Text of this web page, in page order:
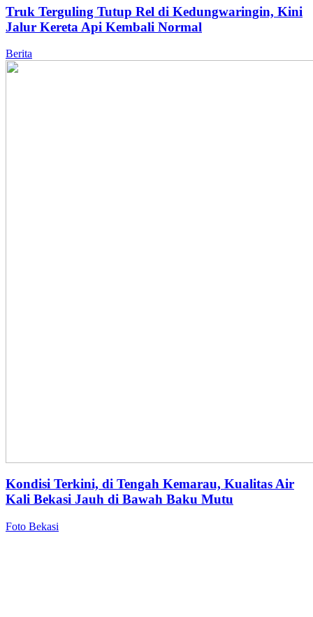
Truk Terguling Tutup Rel di Kedungwaringin, Kini
Jalur Kereta Api Kembali Normal
Berita
Kondisi Terkini, di Tengah Kemarau, Kualitas Air
Kali Bekasi Jauh di Bawah Baku Mutu
Foto Bekasi